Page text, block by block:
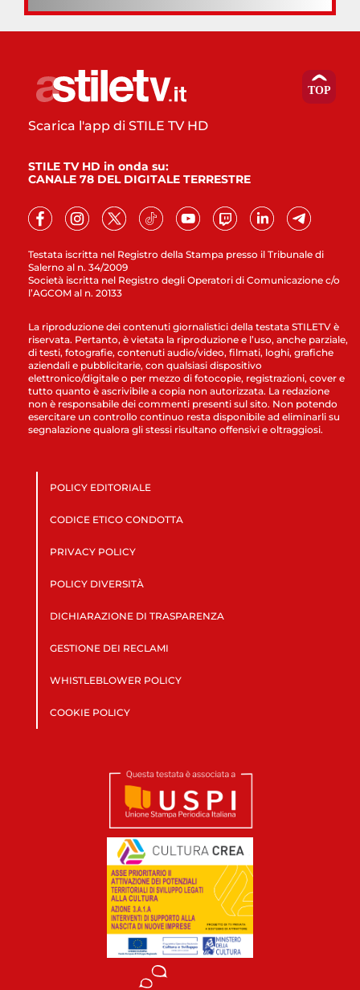
Testata iscritta nel Registro della Stampa presso il Tribunale di
Salerno al n. 34/2009
Società iscritta nel Registro degli Operatori di Comunicazione c/o
l’AGCOM al n. 20133
Scarica l'app di STILE TV HD
STILE TV HD in onda su:
CANALE 78 DEL DIGITALE TERRESTRE
La riproduzione dei contenuti giornalistici della testata STILETV è
riservata. Pertanto, è vietata la riproduzione e l’uso, anche parziale,
di testi, fotografie, contenuti audio/video, filmati, loghi, grafiche
aziendali e pubblicitarie, con qualsiasi dispositivo
elettronico/digitale o per mezzo di fotocopie, registrazioni, cover e
tutto quanto è ascrivibile a copia non autorizzata. La redazione
non è responsabile dei commenti presenti sul sito. Non potendo
esercitare un controllo continuo resta disponibile ad eliminarli su
segnalazione qualora gli stessi risultano offensivi e oltraggiosi.
POLICY EDITORIALE
CODICE ETICO CONDOTTA
PRIVACY POLICY
POLICY DIVERSITÀ
DICHIARAZIONE DI TRASPARENZA
GESTIONE DEI RECLAMI
WHISTLEBLOWER POLICY
COOKIE POLICY